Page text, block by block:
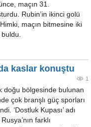
maçın 31.
Rubin’in ikinci golü
maçın bitmesine iki
kaslar konuştu
1
doğu bölgesinde bulunan
çok branşlı güç sporları
‘Dostluk Kupası’ adı
farklı